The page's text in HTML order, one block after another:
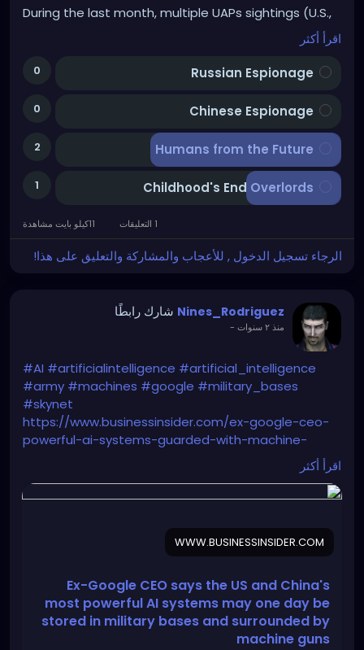
During the last month, multiple UAPs sightings (U.S.,
U.K.) above military bases & Capitol Hill. The same
happened during 1960s (nukes-UFOs connection).
Your 1st thought; what are they?
اقرأ أكثر
Russian Espionage
0
Chinese Espionage
0
Humans from the Future
2
Childhood's End Overlords
1
الرجاء تسجيل الدخول , للأعجاب والمشاركة والتعليق على هذا!
Nines_Rodriguez شارك رابطًا
منذ ٢ سنوات -
#AI #artificialintelligence #artificial_intelligence
#army #machines #google #military_bases
#skynet
https://www.businessinsider.com/ex-google-ceo-
powerful-ai-systems-guarded-with-machine-
اقرأ أكثر
WWW.BUSINESSINSIDER.COM
Ex-Google CEO says the US and China's
most powerful AI systems may one day be
stored in military bases and surrounded by
machine guns